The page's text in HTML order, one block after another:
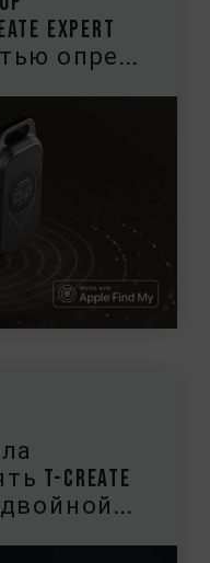
EXPERT
опре...
CREATE
двойной...